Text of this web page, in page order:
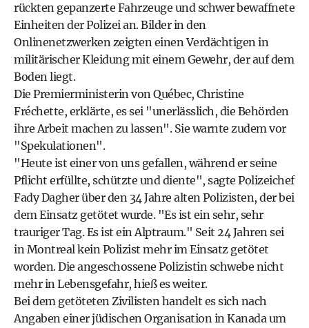
rückten gepanzerte Fahrzeuge und schwer bewaffnete
Einheiten der Polizei an. Bilder in den
Onlinenetzwerken zeigten einen Verdächtigen in
militärischer Kleidung mit einem Gewehr, der auf dem
Boden liegt.
Die Premierministerin von Québec, Christine
Fréchette, erklärte, es sei "unerlässlich, die Behörden
ihre Arbeit machen zu lassen". Sie warnte zudem vor
"Spekulationen".
"Heute ist einer von uns gefallen, während er seine
Pflicht erfüllte, schützte und diente", sagte Polizeichef
Fady Dagher über den 34 Jahre alten Polizisten, der bei
dem Einsatz getötet wurde. "Es ist ein sehr, sehr
trauriger Tag. Es ist ein Alptraum." Seit 24 Jahren sei
in Montreal kein Polizist mehr im Einsatz getötet
worden. Die angeschossene Polizistin schwebe nicht
mehr in Lebensgefahr, hieß es weiter.
Bei dem getöteten Zivilisten handelt es sich nach
Angaben einer jüdischen Organisation in Kanada um